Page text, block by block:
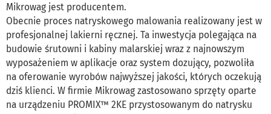
Mikrowag jest producentem.
Obecnie proces natryskowego malowania realizowany jest w
profesjonalnej lakierni ręcznej. Ta inwestycja polegająca na
budowie śrutowni i kabiny malarskiej wraz z najnowszym
wyposażeniem w aplikacje oraz system dozujący, pozwoliła
na oferowanie wyrobów najwyższej jakości, których oczekują
dziś klienci. W firmie Mikrowag zastosowano sprzęty oparte
na urządzeniu PROMIX™ 2KE przystosowanym do natrysku